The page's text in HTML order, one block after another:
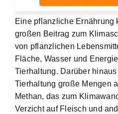
Eine pflanzliche Ernährung
großen Beitrag zum
von pflanzlichen
Fläche, Wasser und
Tierhaltung. Darüber
Tierhaltung große Mengen
Methan, das zum
Verzicht auf Fleisch und